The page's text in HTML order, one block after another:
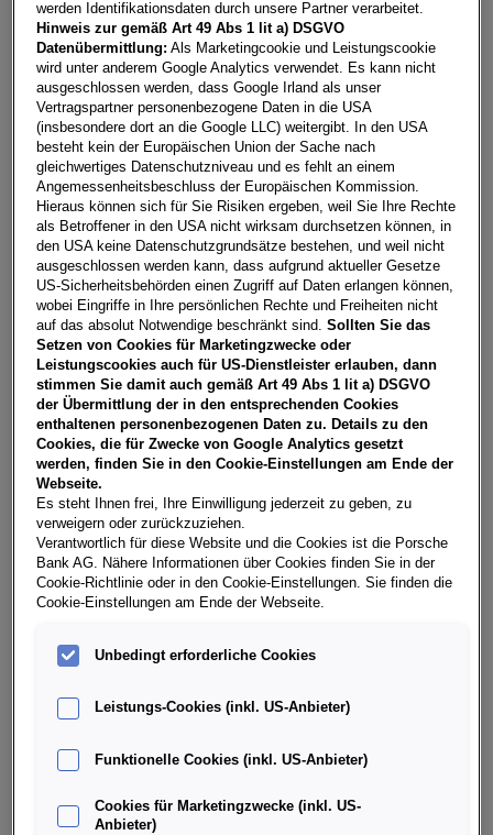
€284,45**
pro Monat
Laufzeit
60 Monate
pro Jahr
15.000 km
Eigenleistung
€5.000
Händler kontaktieren
Online-Abschluss anfragen
**Freibleibendes Musterangebot für Restwert Leasing inkl.
USt, NoVA, zzgl. gesetzl. Vertragsgebühr EUR 145,64 und
Bearbeitungskosten EUR 0,00. Gesamtleasingbetrag EUR
26.404,00, Restwert EUR 10.509,48, Sollzinssatz 7,28%
variabel, Effektivzinssatz 8,50% variabel, Gesamtbetrag
EUR 32.722,12. Ihr Verkaufsberater freut sich darauf, Ihnen
ein individuelles Angebot erstellen zu können.
Teilen PDF herunterladen
Weitere Infos & Daten
Fahrzeugdaten
Finanzierung über die Porsche Bank
Händlerinformation
werden Identifikationsdaten durch unsere Partner verarbeitet.
Hinweis zur gemäß Art 49 Abs 1 lit a) DSGVO
Datenübermittlung: Als Marketingcookie und Leistungscookie
wird unter anderem Google Analytics verwendet. Es kann nicht
ausgeschlossen werden, dass Google Irland als unser
Vertragspartner personenbezogene Daten in die USA
(insbesondere dort an die Google LLC) weitergibt. In den USA
besteht kein der Europäischen Union der Sache nach
gleichwertiges Datenschutzniveau und es fehlt an einem
Angemessenheitsbeschluss der Europäischen Kommission.
Hieraus können sich für Sie Risiken ergeben, weil Sie Ihre Rechte
als Betroffener in den USA nicht wirksam durchsetzen können, in
den USA keine Datenschutzgrundsätze bestehen, und weil nicht
ausgeschlossen werden kann, dass aufgrund aktueller Gesetze
US-Sicherheitsbehörden einen Zugriff auf Daten erlangen können,
wobei Eingriffe in Ihre persönlichen Rechte und Freiheiten nicht
auf das absolut Notwendige beschränkt sind.Sollten Sie das
Setzen von Cookies für Marketingzwecke oder
Leistungscookies auch für US-Dienstleister erlauben, dann
stimmen Sie damit auch gemäß Art 49 Abs 1 lit a) DSGVO
der Übermittlung der in den entsprechenden Cookies
enthaltenen personenbezogenen Daten zu. Details zu den
Cookies, die für Zwecke von Google Analytics gesetzt
werden, finden Sie in den Cookie-Einstellungen am Ende der
Webseite.
Es steht Ihnen frei, Ihre Einwilligung jederzeit zu geben, zu
verweigern oder zurückzuziehen.
Verantwortlich für diese Website und die Cookies ist die Porsche
Bank AG. Nähere Informationen über Cookies finden Sie in der
Cookie-Richtlinie oder in den Cookie-Einstellungen. Sie finden die
Cookie-Einstellungen am Ende der Webseite.
Unbedingt erforderliche Cookies
Leistungs-Cookies (inkl. US-Anbieter)
Funktionelle Cookies (inkl. US-Anbieter)
Cookies für Marketingzwecke (inkl. US-
Anbieter)